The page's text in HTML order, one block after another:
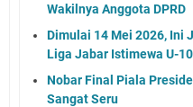
Wakilnya Anggota DPRD
Dimulai 14 Mei 2026, Ini
Liga Jabar Istimewa U-
Nobar Final Piala
Sangat Seru